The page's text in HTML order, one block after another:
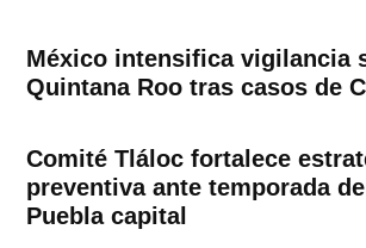
México intensifica vigilancia
Quintana Roo tras casos de
Comité Tláloc fortalece
preventiva ante temporada
Puebla capital